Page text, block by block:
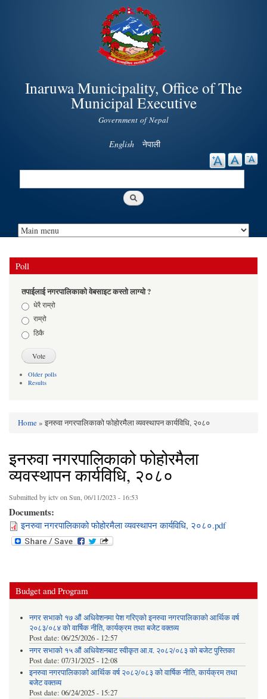
Skip to
main
content
Inaruwa Municipality, Office of The
Municipal Executive
Government of Nepal
English नेपाली
Search
Poll
तपाईलाई नगरपालिकाको वेबसाइट कस्तो लाग्यो ?
Choicesधेरै राम्रो
राम्रो
ठिकै
Older polls
Results
You are here
Home» इनरुवा नगरपालिकाको फोहोरमैला व्यवस्थापन कार्यविधि, २०८०
इनरुवा नगरपालिकाको फोहोरमैला
व्यवस्थापन कार्यविधि, २०८०
Submitted byictvon Sun, 06/11/2023 - 16:53
Documents:
इनरुवा नगरपालिकाको फोहोरमैला व्यवस्थापन कार्यविधि, २०८०.pdf
Budget and Program
नगर सभाको १७ औं अधिवेशनमा पेश गरिएको इनरुवा नगरपालिकाको आर्थिक वर्ष
२०८३/०८४ को वार्षिक नीति, कार्यक्रम तथा बजेट वक्तव्य
Post date: 06/25/2026 - 12:57
नगर सभाको १५ औं अधिवेशनबाट स्वीकृत आ.व. २०८२/०८३ को बजेट पुस्तिका
Post date: 07/31/2025 - 12:08
इनरुवा नगरपालिकाको आर्थिक वर्ष २०८२/०८३ को वार्षिक नीति, कार्यक्रम तथा
बजेट वक्तव्य
Post date: 06/24/2025 - 15:27